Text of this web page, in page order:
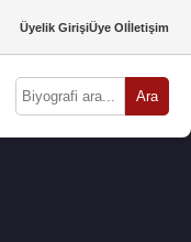
Üyelik GirişiÜye Olİletişim
Ara